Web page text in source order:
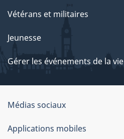
Vétérans et militaires
Jeunesse
Gérer les événements de la vie
Organisation
du
Médias sociaux
Applications mobiles